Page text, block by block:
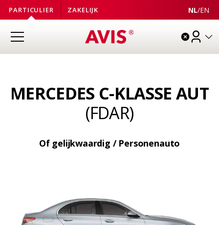
PARTICULIER ZAKELIJK NL/EN
MERCEDES C-KLASSE AUT
(FDAR)
Of gelijkwaardig / Personenauto